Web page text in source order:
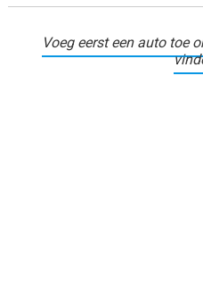
Voeg eerst een auto toe